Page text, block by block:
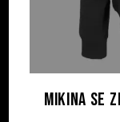
Mikina se